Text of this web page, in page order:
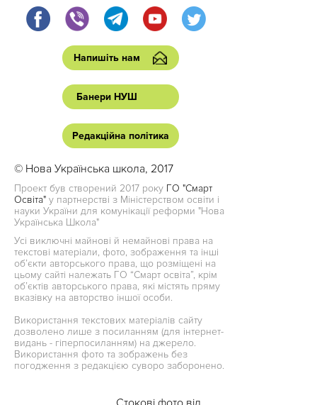
Напишіть нам
Банери НУШ
Редакційна політика
© Нова Українська школа, 2017
Проект був створений 2017 року ГО "Смарт
Освіта" у партнерстві з Міністерством освіти і
науки України для комунікації реформи "Нова
Українська Школа"
Усі виключні майнові й немайнові права на
текстові матеріали, фото, зображення та інші
об’єкти авторського права, що розміщені на
цьому сайті належать ГО “Смарт освіта”, крім
об’єктів авторського права, які містять пряму
вказівку на авторство іншої особи.
Використання текстових матеріалів сайту
дозволено лише з посиланням (для інтернет-
видань - гіперпосиланням) на джерело.
Використання фото та зображень без
погодження з редакцією суворо заборонено.